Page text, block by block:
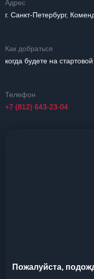
Адрес
г. Санкт-Петербург,
Как добраться
когда будете на
Телефон
+7 (812) 643-23-04
Пожалуйста,